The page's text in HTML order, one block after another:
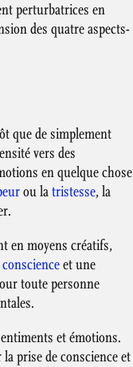
perturbatrices en
des quatre aspects-
que de simplement
vers des
en quelque chose
ou latristesse, la
en moyens créatifs,
et une
toute personne
et émotions.
prise de conscience et